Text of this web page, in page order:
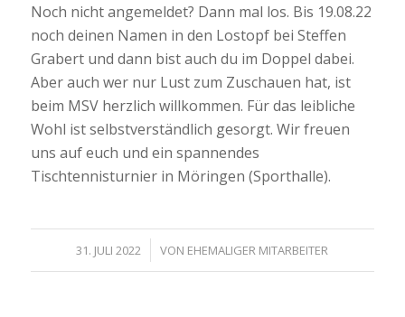
Noch nicht angemeldet? Dann mal los. Bis 19.08.22
noch deinen Namen in den Lostopf bei Steffen
Grabert und dann bist auch du im Doppel dabei.
Aber auch wer nur Lust zum Zuschauen hat, ist
beim MSV herzlich willkommen. Für das leibliche
Wohl ist selbstverständlich gesorgt. Wir freuen
uns auf euch und ein spannendes
Tischtennisturnier in Möringen (Sporthalle).
31. JULI 2022
/ VON EHEMALIGER MITARBEITER